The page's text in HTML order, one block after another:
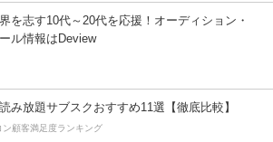
を志す10代～20代を応援！オーディション・
ル情報はDeview
み放題サブスクおすすめ11選【徹底比較】
ン顧客満足度ランキング